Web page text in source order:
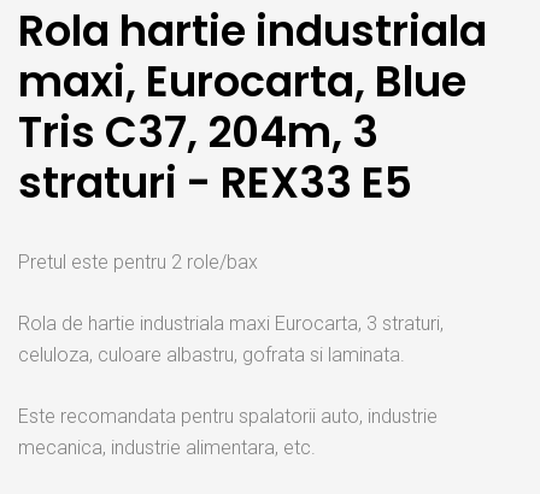
Rola hartie industriala
maxi, Eurocarta, Blue
Tris C37, 204m, 3
straturi - REX33 E5
Pretul este pentru 2 role/bax
Rola de hartie industriala maxi Eurocarta, 3 straturi,
celuloza, culoare albastru, gofrata si laminata.
Este recomandata pentru spalatorii auto, industrie
mecanica, industrie alimentara, etc.